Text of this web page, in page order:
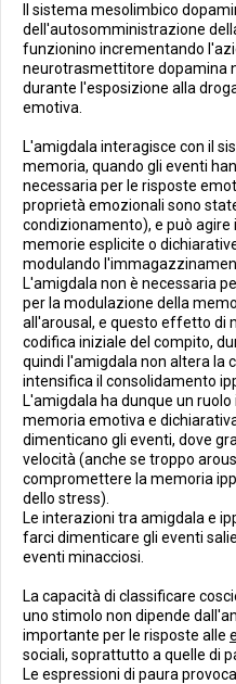
Il sistema mesolimbico
dell'autosomministrazione
funzionino incrementando
neurotrasmettitore dopamina
durante l'esposizione alla
emotiva.
L'amigdala interagisce con il
memoria, quando gli eventi
necessaria per le risposte
proprietà emozionali sono
condizionamento), e può
memorie esplicite o
modulando
L'amigdala non è necessaria
per la modulazione della
all'arousal, e questo effetto di
codifica iniziale del compito,
quindi l'amigdala non altera la
intensifica il consolidamento
L'amigdala ha dunque un
memoria emotiva e
dimenticano gli eventi, dove
velocità (anche se troppo
compromettere la memoria
dello stress).
Le interazioni tra amigdala e
farci dimenticare gli eventi
eventi minacciosi.
La capacità di classificare
uno stimolo non dipende
importante per le risposte alle
sociali, soprattutto a quelle di
Le espressioni di paura